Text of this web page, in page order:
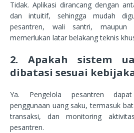
Tidak. Aplikasi dirancang dengan
dan intuitif, sehingga mudah
pesantren, wali santri, maupun
memerlukan latar belakang teknis
2. Apakah sistem
dibatasi sesuai
Ya. Pengelola pesantren
penggunaan uang saku, termasuk
transaksi, dan monitoring
pesantren.